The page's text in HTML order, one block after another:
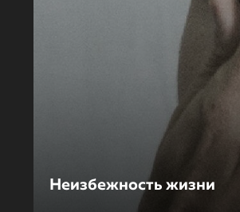
Неизбежность жизни